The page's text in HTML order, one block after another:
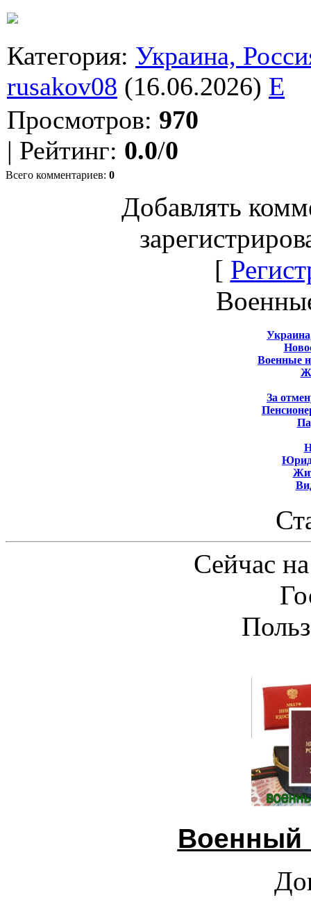
Категория: Украина,
rusakov08 (16.06.2026) E
Просмотров: 970
| Рейтинг: 0.0/0
Всего комментариев: 0
Добавлять
[
Военные
За
Сейчас
Военный